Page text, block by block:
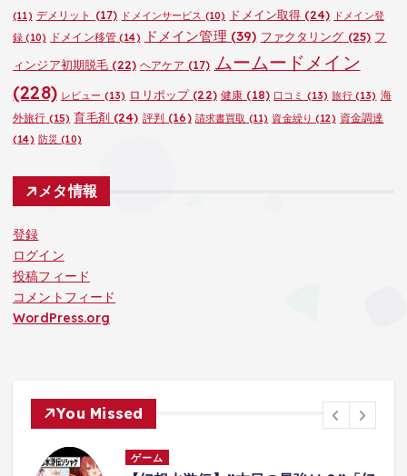
(11) デメリット (17) ドメインサービス (10) ドメイン取得 (24) ドメイン登
録 (10) ドメイン移管(14) ドメイン管理 (39) ファクタリング (25) フ
ィンジア初期脱毛 (22) ヘアケア (17) ムームードメイン
(228) レビュー (13) ロリポップ(22) 健康 (18) 口コミ (13) 旅行(13) 海
外旅行 (15) 育毛剤(24) 評判 (16) 請求書買取 (11) 資金繰り (12) 資金調達
(14) 防災 (10)
メタ情報
登録
ログイン
投稿フィード
コメントフィード
WordPress.org
You Missed